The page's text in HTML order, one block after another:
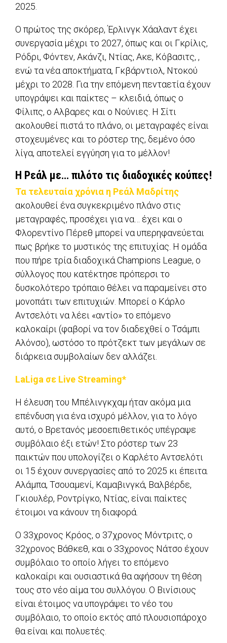
2025.
Ο πρώτος της σκόρερ, Έρλινγκ Χάαλαντ έχει
συνεργασία μέχρι το 2027, όπως και οι Γκρίλις,
Ρόδρι, Φόντεν, Ακάνζι, Ντίας, Ακε, Κόβασιτς, ,
ενώ τα νέα αποκτήματα, Γκβάρντιολ, Ντοκού
μέχρι το 2028. Για την επόμενη πενταετία έχουν
υπογράψει και παίκτες – κλειδιά, όπως ο
Φίλιπς, ο Αλβαρες και ο Νούνιες. Η Σίτι
ακολουθεί πιστά το πλάνο, οι μεταγραφές είναι
στοχευμένες και το ρόστερ της, δεμένο όσο
λίγα, αποτελεί εγγύηση για το μέλλον!
Η Ρεάλ με… πιλότο τις διαδοχικές κούπες!
Τα τελευταία χρόνια η Ρεάλ Μαδρίτης
ακολουθεί ένα συγκεκριμένο πλάνο στις
μεταγραφές, προσέχει για να… έχει και ο
Φλορεντίνο Πέρεθ μπορεί να υπερηφανεύεται
πως βρήκε το μυστικός της επιτυχίας. Η ομάδα
που πήρε τρία διαδοχικά Champions League, ο
σύλλογος που κατέκτησε πρόπερσι το
δυσκολότερο τρόπαιο θέλει να παραμείνει στο
μονοπάτι των επιτυχιών. Μπορεί ο Κάρλο
Αντσελότι να λέει «αντίο» το επόμενο
καλοκαίρι (φαβορί να τον διαδεχθεί ο Τσάμπι
Αλόνσο), ωστόσο το πρότζεκτ των μεγάλων σε
διάρκεια συμβολαίων δεν αλλάζει.
LaLiga σε Live Streaming*
Η έλευση του Μπέλινγκχαμ ήταν ακόμα μια
επένδυση για ένα ισχυρό μέλλον, για το λόγο
αυτό, ο Βρετανός μεσοεπιθετικός υπέγραψε
συμβόλαιο έξι ετών! Στο ρόστερ των 23
παικτών που υπολογίζει ο Καρλέτο Αντσελότι
οι 15 έχουν συνεργασίες από το 2025 κι έπειτα.
Αλάμπα, Τσουαμενί, Καμαβινγκά, Βαλβέρδε,
Γκιουλέρ, Ροντρίγκο, Ντίας, είναι παίκτες
έτοιμοι να κάνουν τη διαφορά.
Ο 33χρονος Κρόος, ο 37χρονος Μόντριτς, ο
32χρονος Βάθκεθ, και ο 33χρονος Νάτσο έχουν
συμβόλαιο το οποίο λήγει το επόμενο
καλοκαίρι και ουσιαστικά θα αφήσουν τη θέση
τους στο νέο αίμα του συλλόγου. Ο Βινίσιους
είναι έτοιμος να υπογράψει το νέο του
συμβόλαιο, το οποίο εκτός από πλουσιοπάροχο
θα είναι και πολυετές.